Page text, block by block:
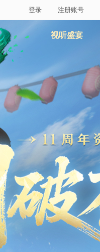
登录 注册账号
视听盛宴